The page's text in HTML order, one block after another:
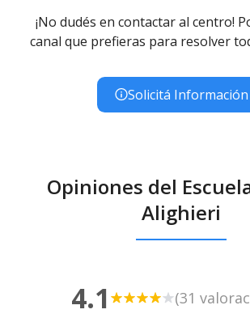
¡No dudés en contactar al centro!
canal que prefieras para resolver
Solicitá Información
Opiniones del
Alighieri
4.1 (31